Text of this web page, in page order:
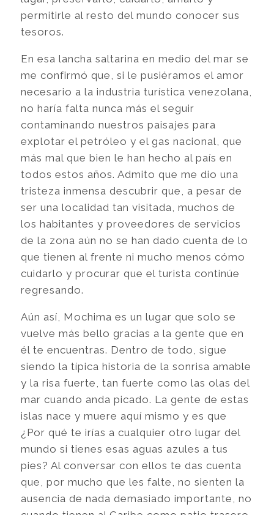
permitirle al resto del mundo conocer sus
tesoros.
En esa lancha saltarina en medio del mar se
me confirmó que, si le pusiéramos el amor
necesario a la industria turística venezolana,
no haría falta nunca más el seguir
contaminando nuestros paisajes para
explotar el petróleo y el gas nacional, que
más mal que bien le han hecho al país en
todos estos años. Admito que me dio una
tristeza inmensa descubrir que, a pesar de
ser una localidad tan visitada, muchos de
los habitantes y proveedores de servicios
de la zona aún no se han dado cuenta de lo
que tienen al frente ni mucho menos cómo
cuidarlo y procurar que el turista continúe
regresando.
Aún así, Mochima es un lugar que solo se
vuelve más bello gracias a la gente que en
él te encuentras. Dentro de todo, sigue
siendo la típica historia de la sonrisa amable
y la risa fuerte, tan fuerte como las olas del
mar cuando anda picado. La gente de estas
islas nace y muere aquí mismo y es que
¿Por qué te irías a cualquier otro lugar del
mundo si tienes esas aguas azules a tus
pies? Al conversar con ellos te das cuenta
que, por mucho que les falte, no sienten la
ausencia de nada demasiado importante, no